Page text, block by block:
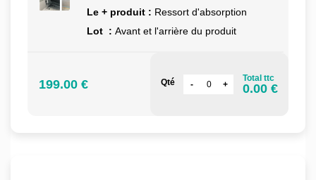
Le + produit : Ressort d'absorption
Lot : Avant et l'arrière du produit
199.00 € Qté Total ttc
0.00 €